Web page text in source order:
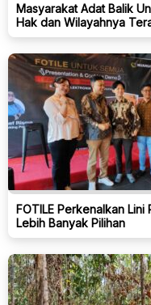
Masyarakat Adat Balik
Hak dan Wilayahnya
FOTILE Perkenalkan Lini
Lebih Banyak Pilihan